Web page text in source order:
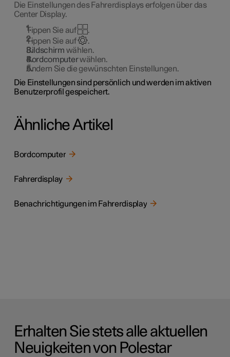
Die Einstellungen des Fahrerdisplays erfolgen über das
Center Display.
Tippen Sie auf
.
Tippen Sie auf
.
Bildschirm wählen.
Bordcomputerwählen.
Ändern Sie die gewünschten Einstellungen.
Die Einstellungen sind persönlich und werden im aktiven
Benutzerprofil gespeichert.
Ähnliche Artikel
Bordcomputer
Fahrerdisplay
Benachrichtigungen im Fahrerdisplay
Erhalten Sie stets alle aktuellen
Neuigkeiten von Polestar